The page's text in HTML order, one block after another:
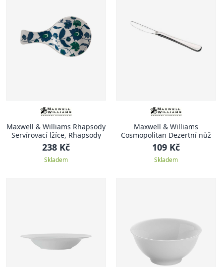
Maxwell & Williams Rhapsody
Servírovací lžíce, Rhapsody
238 Kč
Skladem
Maxwell & Williams
Cosmopolitan Dezertní nůž
109 Kč
Skladem